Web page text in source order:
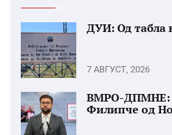
ДУИ: Од табла
7 АВГУСТ, 2026
ВМРО-ДПМНЕ:
Филипче од